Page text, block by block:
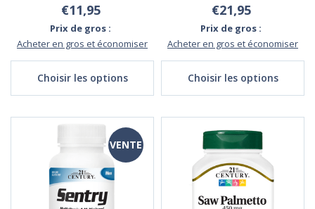
€11,95
Prix de gros :
Acheter en gros et économiser
Choisir les options
€21,95
Prix de gros :
Acheter en gros et économiser
Choisir les options
VENTE